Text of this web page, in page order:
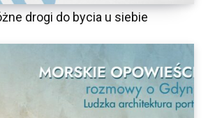
drogi do bycia u siebie